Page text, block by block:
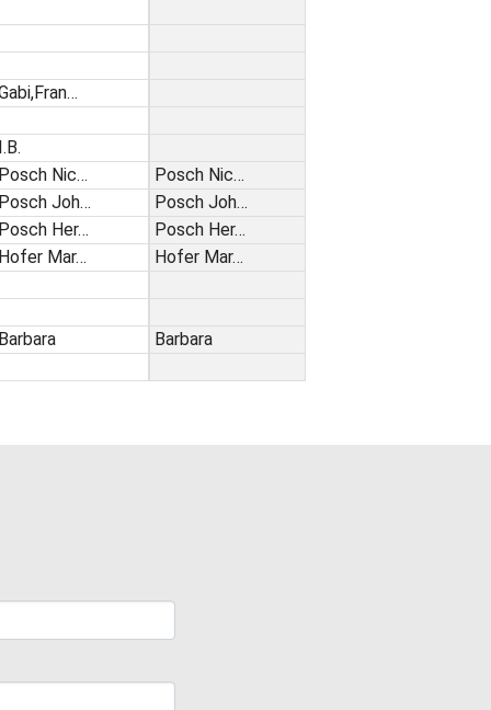
I.B.
Posch Nic…
Posch Joh…
Posch Her…
Hofer Mar…
Barbara
Posch Nic…
Posch Joh…
Posch Her…
Hofer Mar…
Barbara